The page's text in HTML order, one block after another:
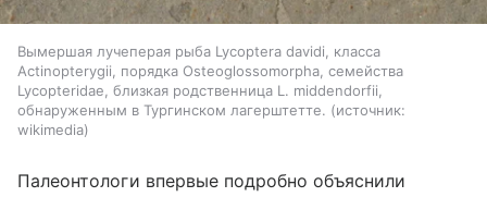
Вымершая лучеперая рыба Lycoptera davidi, класса
Actinopterygii, порядка Osteoglossomorpha, семейства
Lycopteridae, близкая родственница L. middendorfii,
обнаруженным в Тургинском лагерштетте.
источник:
wikimedia
Палеонтологи впервые подробно объяснили